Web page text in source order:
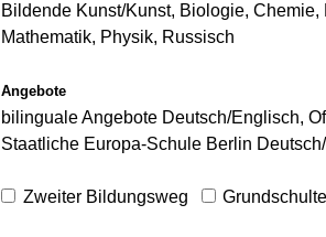
Bildende Kunst/Kunst, Biologie,
Mathematik, Physik, Russisch
Angebote
bilinguale Angebote Deutsch/Englisch,
Staatliche Europa-Schule Berlin
Zweiter Bildungsweg